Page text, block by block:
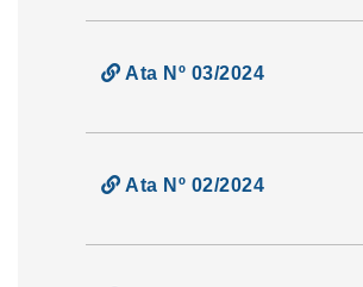
Ata Nº 03/2024
Ata Nº 02/2024